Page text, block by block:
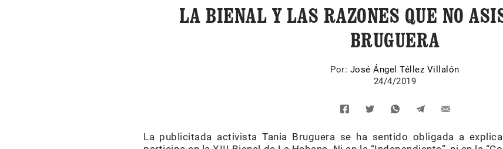
LA BIENAL Y LAS RAZONES QUE NO
BRUGUERA
Por: José Ángel Téllez Villalón
24/4/2019
La publicitada activista Tania Bruguera se ha sentido obligada a